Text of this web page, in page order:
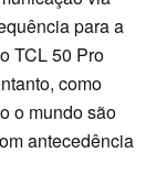
para a
TCL 50 Pro
como
o mundo são
antecedência